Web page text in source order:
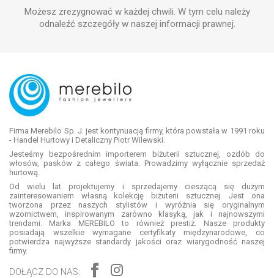
Możesz zrezygnować w każdej chwili. W tym celu należy
odnaleźć szczegóły w naszej informacji prawnej.
Firma Merebilo Sp. J. jest kontynuacją firmy, która powstała w 1991 roku
- Handel Hurtowy i Detaliczny Piotr Wilewski.
Jesteśmy bezpośrednim importerem biżuterii sztucznej, ozdób do
włosów, pasków z całego świata. Prowadzimy wyłącznie sprzedaż
hurtową.
Od wielu lat projektujemy i sprzedajemy cieszącą się dużym
zainteresowaniem własną kolekcję biżuterii sztucznej. Jest ona
tworzona przez naszych stylistów i wyróżnia się oryginalnym
wzornictwem, inspirowanym zarówno klasyką, jak i najnowszymi
trendami. Marka MEREBILO to również prestiż. Nasze produkty
posiadają wszelkie wymagane certyfikaty międzynarodowe, co
potwierdza najwyższe standardy jakości oraz wiarygodność naszej
firmy.
DOŁĄCZ DO NAS: